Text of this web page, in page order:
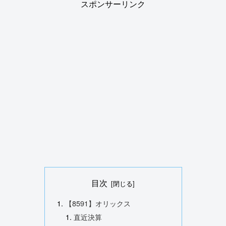
スポンサーリンク
目次
【8591】オリックス
直近決算